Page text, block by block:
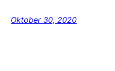
Oktober 30, 2020